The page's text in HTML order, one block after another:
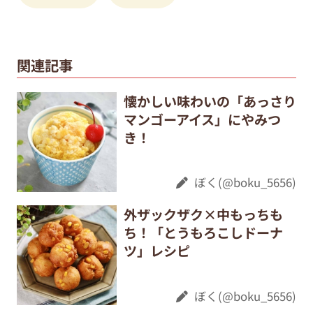
関連記事
懐かしい味わいの「あっさり
マンゴーアイス」にやみつ
き！
ぼく(@boku_5656)
外ザックザク×中もっちも
ち！「とうもろこしドーナ
ツ」レシピ
ぼく(@boku_5656)